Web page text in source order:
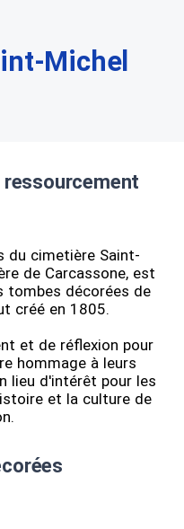
Michel
du cimetière Saint-
de Carcassone, est
tombes décorées de
créé en 1805.
et de réflexion pour
hommage à leurs
lieu d'intérêt pour les
et la culture de